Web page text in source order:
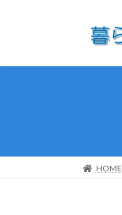
プ
動
HOME